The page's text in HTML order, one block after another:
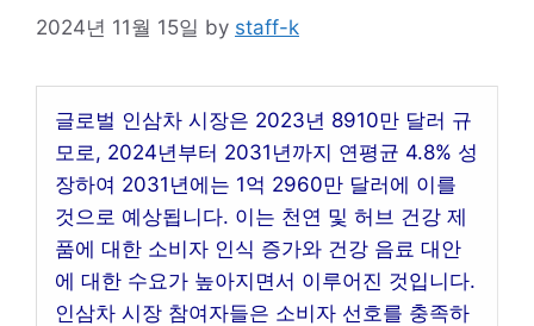
2024년 11월 15일 by staff-k
글로벌 인삼차 시장은 2023년 8910만 달러 규
모로, 2024년부터 2031년까지 연평균 4.8% 성
장하여 2031년에는 1억 2960만 달러에 이를
것으로 예상됩니다. 이는 천연 및 허브 건강 제
품에 대한 소비자 인식 증가와 건강 음료 대안
에 대한 수요가 높아지면서 이루어진 것입니다.
인삼차 시장 참여자들은 소비자 선호를 충족하